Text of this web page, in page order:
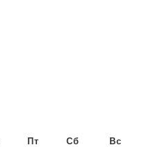
Пт Сб Вс